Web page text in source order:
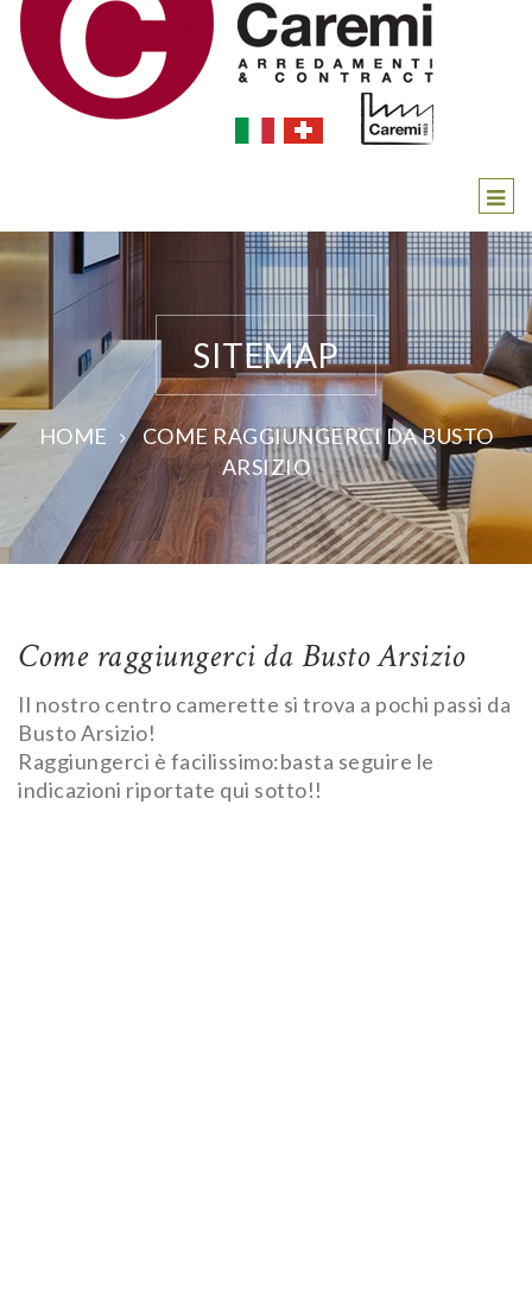
SITEMAP
HOME
COME RAGGIUNGERCI DA BUSTO
ARSIZIO
Come raggiungerci da Busto Arsizio
Il nostro centro camerette si trova a pochi passi da
Busto Arsizio!
Raggiungerci è facilissimo:basta seguire le
indicazioni riportate qui sotto!!